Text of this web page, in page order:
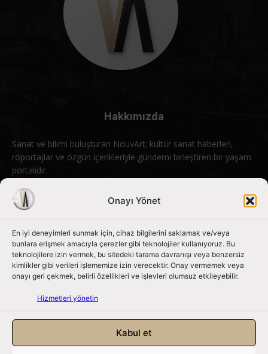
Onayı Yönet
En iyi deneyimleri sunmak için, cihaz bilgilerini saklamak ve/veya
bunlara erişmek amacıyla çerezler gibi teknolojiler kullanıyoruz. Bu
teknolojilere izin vermek, bu sitedeki tarama davranışı veya benzersiz
kimlikler gibi verileri işlememize izin verecektir. Onay vermemek veya
onayı geri çekmek, belirli özellikleri ve işlevleri olumsuz etkileyebilir.
Hizmetleri yönetin
Kabul et
Hakkımızda
Sanat ve bilimi buluşturan NouvArt; kültür sanat haberleri,
röportajlar ve özgün içerikleriyle gündemi birleştiren bir yaşam
portalıdır.
Bizimle iletişime geçin: info@nouvart.net
Bizi Takip Edin